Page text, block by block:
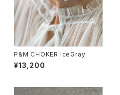
P&M CHOKER IceGray
¥13,200